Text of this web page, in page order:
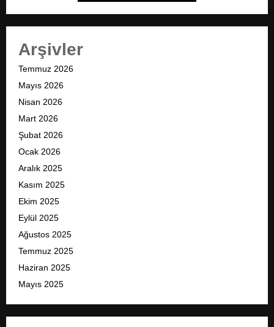
Arşivler
Temmuz 2026
Mayıs 2026
Nisan 2026
Mart 2026
Şubat 2026
Ocak 2026
Aralık 2025
Kasım 2025
Ekim 2025
Eylül 2025
Ağustos 2025
Temmuz 2025
Haziran 2025
Mayıs 2025